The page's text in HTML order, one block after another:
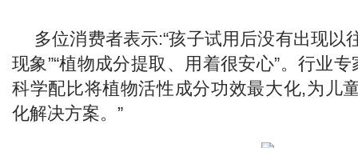
多位消费者表示:“孩子试用后没有出现以
现象”“植物成分提取、用着很安心”。行业
科学配比将植物活性成分功效最大化,为儿
化解决方案。”